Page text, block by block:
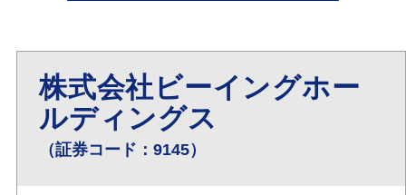
株式会社ビーイングホー
ルディングス
（証券コード：9145）